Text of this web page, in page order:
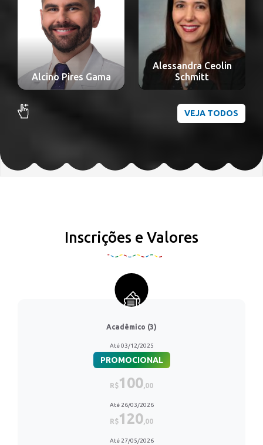
Alessandra Ceolin
Schmitt
Alexandre Nakao
Odashiro
VEJA TODOS
Inscrições e Valores
Acadêmico (3)
Até 03/12/2025
PROMOCIONAL
R$100,00
Até 26/03/2026
R$120,00
Até 27/05/2026